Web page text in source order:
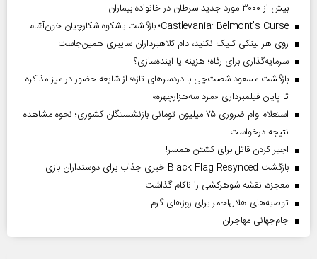
بیش از ۳۰۰۰ مورد جدید سرطان در خانواده بیماران
Castlevania: Belmont’s Curse؛ بازگشت باشکوه شکارچیان خون‌آشام
روی هر لینکی کلیک نکنید، دام کلاهبرداران سایبری همین‌جاست
سرمایه‌گذاری برای رفاه؛ هزینه یا آینده‌سازی؟
بازگشت مسعود شصت‌چی با دردسر‌های تازه؛ از شایعه حضور در میز مذاکره
تا پایان فیلمبرداری «مرد سه‌هزارچهره»
استعلام وام ضروری ۷۵ میلیون تومانی بازنشستگان کشوری؛ نحوه مشاهده
نتیجه درخواست
اجیر کردن قاتل برای کشتن همسر!
بازگشت Black Flag Resynced خبری جذاب برای دوستداران بازی
معجزه، نقشه شوهرکشی را ناکام گذاشت
توصیه‌های هلال‌احمر برای روز‌های گرم
جام‌جهانی مهاجران